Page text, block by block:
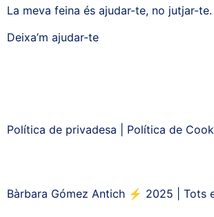
La meva feina és ajudar-te, no jutjar-te.
Deixa’m ajudar-te
Política de privadesa Política de
Bàrbara Gómez Antich ⚡ 2025 | Tots